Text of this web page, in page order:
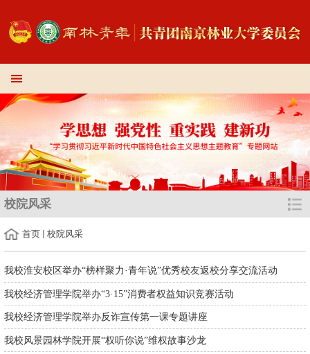
校院风采
首页 校院风采
我校淮安校区举办“榜样聚力·青年说”优秀校友返校分享交流活动
我校经济管理学院举办“3·15”消费者权益知识竞赛活动
我校经济管理学院举办反诈宣传第一课专题讲座
我校风景园林学院开展“权听你说”维权故事沙龙